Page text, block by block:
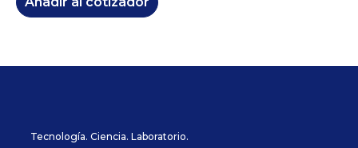
Tecnología. Ciencia. Laboratorio.